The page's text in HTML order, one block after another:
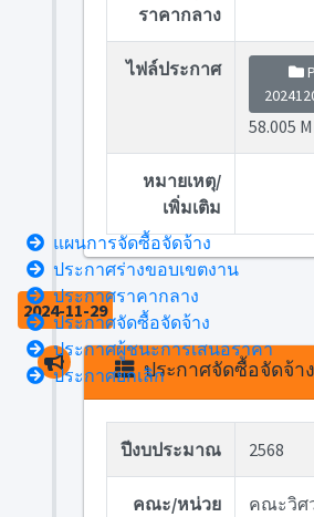
ราคากลาง
ไฟล์ประกาศ
58.005
หมายเหตุ/
เพิ่มเติม
2024-11-29
ประกาศจัดซื้อจัดจ้าง
ปีงบประมาณ 2568
คณะ/หน่วย คณะวิศ
แผนการจัดซื้อจัดจ้าง
ประกาศร่างขอบเขตงาน
ประกาศราคากลาง
ประกาศจัดซื้อจัดจ้าง
ประกาศผู้ชนะการเสนอราคา
ประกาศยกเลิก